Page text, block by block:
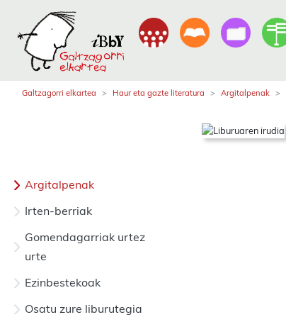
Galtzagorri elkartea Haur eta gazte literatura Argitalpenak
Argitalpenak
Irten-berriak
Gomendagarriak urtez
urte
Ezinbestekoak
Osatu zure liburutegia